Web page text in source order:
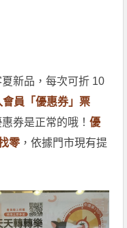
新品，每次可折 10
員「優惠券」票
惠券是正常的哦！優
零，依據門市現有提